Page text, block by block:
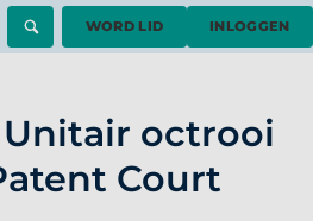
WORD LID INLOGGEN
octrooi
Court